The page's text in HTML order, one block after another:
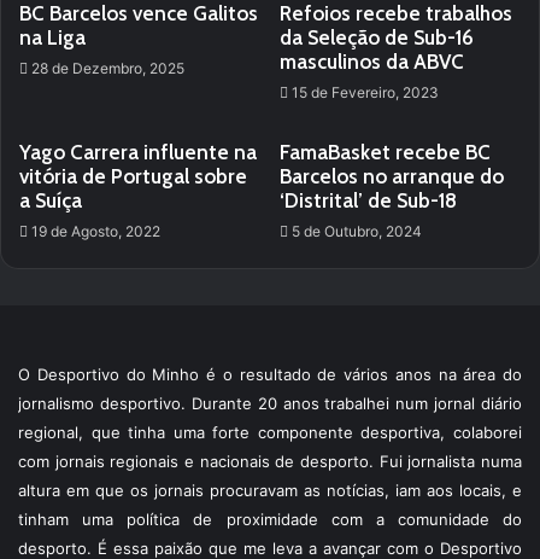
BC Barcelos vence Galitos
na Liga
28 de Dezembro, 2025
Refoios recebe trabalhos
da Seleção de Sub-16
masculinos da ABVC
15 de Fevereiro, 2023
Yago Carrera influente na
vitória de Portugal sobre
a Suíça
19 de Agosto, 2022
FamaBasket recebe BC
Barcelos no arranque do
‘Distrital’ de Sub-18
5 de Outubro, 2024
O Desportivo do Minho é o resultado de vários anos na área do
jornalismo desportivo. Durante 20 anos trabalhei num jornal diário
regional, que tinha uma forte componente desportiva, colaborei
com jornais regionais e nacionais de desporto. Fui jornalista numa
altura em que os jornais procuravam as notícias, iam aos locais, e
tinham uma política de proximidade com a comunidade do
desporto. É essa paixão que me leva a avançar com o Desportivo